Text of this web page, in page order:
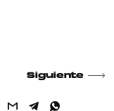
Siguiente